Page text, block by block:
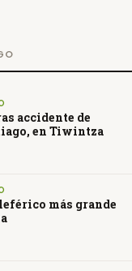
accidente de
en Tiwintza
más grande